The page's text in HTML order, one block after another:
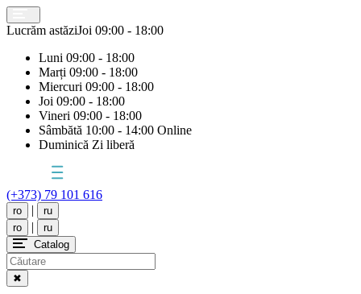
Lucrăm astăziJoi 09:00 - 18:00
Luni 09:00 - 18:00
Marți 09:00 - 18:00
Miercuri 09:00 - 18:00
Joi 09:00 - 18:00
Vineri 09:00 - 18:00
Sâmbătă 10:00 - 14:00 Online
Duminică Zi liberă
(+373) 79 101 616
ro |
ru
ro
|
ru
Catalog
✖